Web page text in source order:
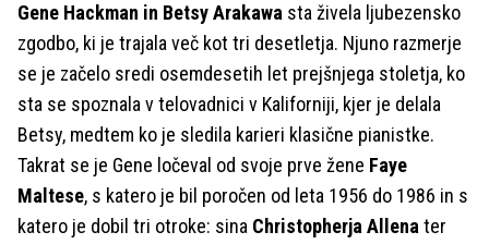
Gene Hackman in Betsy Arakawa sta živela ljubezensko
zgodbo, ki je trajala več kot tri desetletja. Njuno razmerje
se je začelo sredi osemdesetih let prejšnjega stoletja, ko
sta se spoznala v telovadnici v Kaliforniji, kjer je delala
Betsy, medtem ko je sledila karieri klasične pianistke.
Takrat se je Gene ločeval od svoje prve žene Faye
Maltese, s katero je bil poročen od leta 1956 do 1986 in s
katero je dobil tri otroke: sina Christopherja Allenater